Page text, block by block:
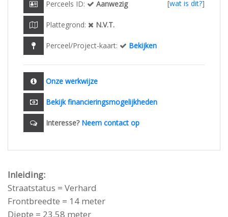
Perceels ID: Aanwezig [wat is dit?]
Plattegrond: N.V.T.
Perceel/Project-kaart: Bekijken
Onze werkwijze
Bekijk financieringsmogelijkheden
Interesse? Neem contact op
Inleiding:
Straatstatus = Verhard
Frontbreedte = 14 meter
Diepte = 23,58 meter